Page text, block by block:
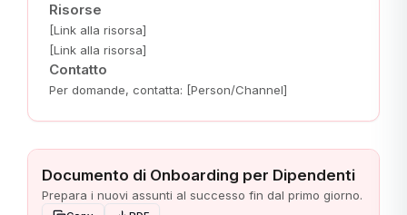
Risorse
[Link alla risorsa]
[Link alla risorsa]
Contatto
Per domande, contatta: [Person/Channel]
Documento di Onboarding per Dipendenti
Prepara i nuovi assunti al successo fin dal primo giorno.